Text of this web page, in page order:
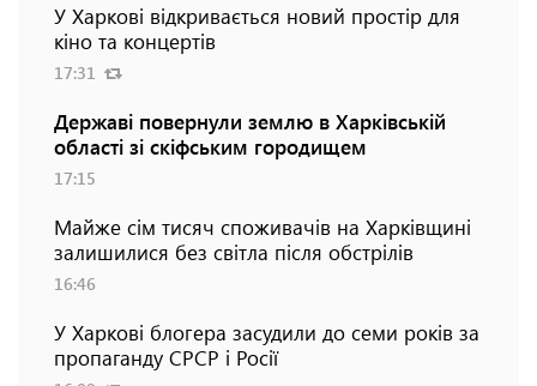
У Харкові відкривається новий простір для
кіно та концертів
17:31
Державі повернули землю в Харківській
області зі скіфським городищем
17:15
Майже сім тисяч споживачів на Харківщині
залишилися без світла після обстрілів
16:46
У Харкові блогера засудили до семи років за
пропаганду СРСР і Росії